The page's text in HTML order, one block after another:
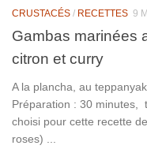
CRUSTACÉS / RECETTES 9
Gambas marinées
citron et curry
A la plancha, au
Préparation : 30 minutes,
choisi pour cette recette
roses) ...